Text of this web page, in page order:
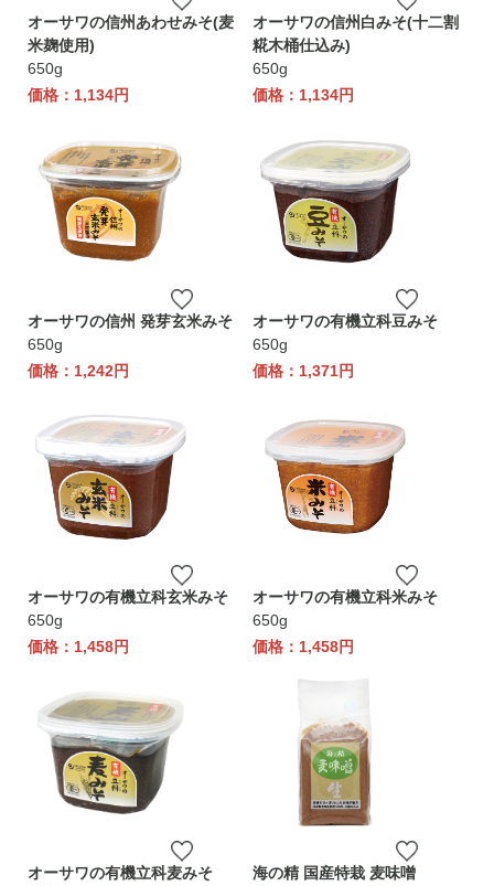
オーサワの信州あわせみそ(麦
米麹使用)
650g
価格：1,134円
オーサワの信州白みそ(十二割
糀木桶仕込み)
650g
価格：1,134円
オーサワの信州 発芽玄米みそ
650g
価格：1,242円
オーサワの有機立科豆みそ
650g
価格：1,371円
オーサワの有機立科玄米みそ
650g
価格：1,458円
オーサワの有機立科米みそ
650g
価格：1,458円
オーサワの有機立科麦みそ
海の精 国産特栽 麦味噌